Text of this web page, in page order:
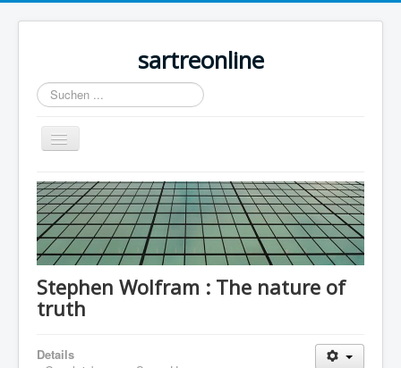
sartreonline
Suchen
...
Navigation
an/aus
Home
Texte
Videos
Lexika
Stephen Wolfram : The nature of
truth
Details